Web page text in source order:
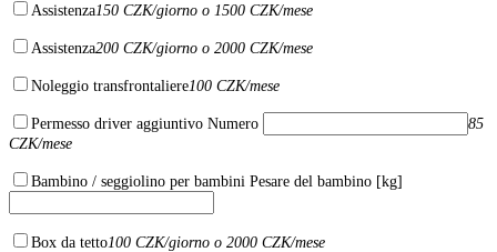
Assistenza150 CZK/giorno o 1500 CZK/mese
Assistenza200 CZK/giorno o 2000 CZK/mese
Noleggio transfrontaliere100 CZK/mese
Permesso driver aggiuntivo Numero
85
CZK/mese
Bambino / seggiolino per bambini Pesare del bambino [kg]
Box da tetto100 CZK/giorno o 2000 CZK/mese